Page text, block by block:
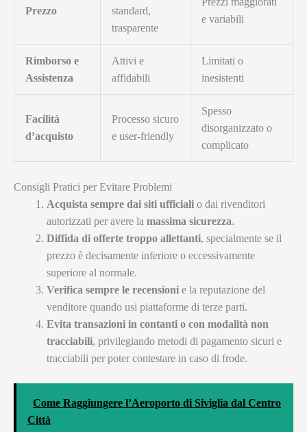
Prezzo
standard,
trasparente
e variabili
Rimborso e
Assistenza
Attivi e
affidabili
Limitati o
inesistenti
Facilità
d’acquisto
Processo sicuro
e user-friendly
Spesso
disorganizzato o
complicato
Consigli Pratici per Evitare Problemi
Acquista sempre dai siti ufficiali o dai rivenditori
autorizzati per avere la massima sicurezza.
Diffida di offerte troppo allettanti, specialmente se il
prezzo è decisamente inferiore o eccessivamente
superiore al normale.
Verifica sempre le recensioni e la reputazione del
venditore quando usi piattaforme di terze parti.
Evita transazioni in contanti o con modalità non
tracciabili, privilegiando metodi di pagamento sicuri e
tracciabili per poter contestare in caso di frode.
Come Raggiungere l’Aeroporto di Siviglia dal Centro
Città